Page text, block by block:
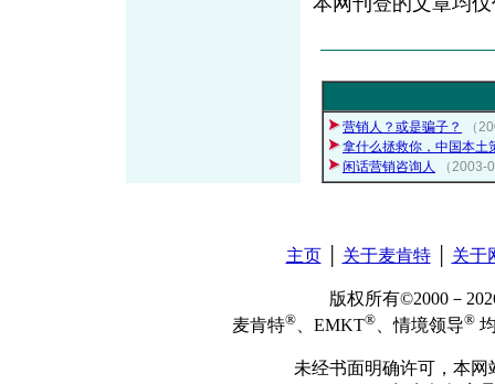
营销人？或是骗子？
（
拿什么拯救你，中国本土
闲话营销咨询人
（
主页│ 关于麦肯特│ 关于
版权所有©2000－
麦肯特® 、EMKT® 、情境领导®
未经书面明确许可，本